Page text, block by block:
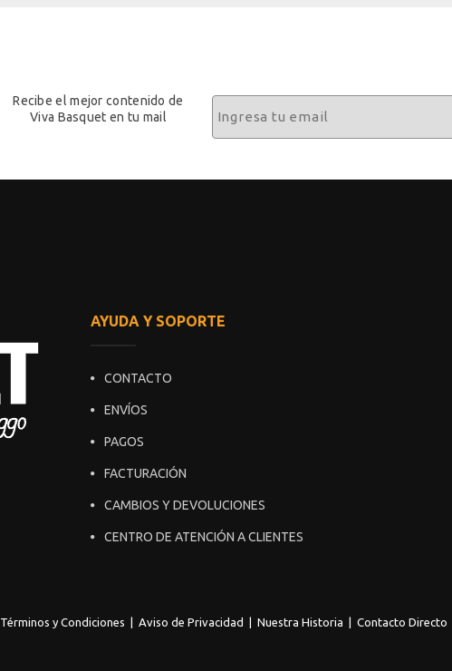
Recibe el mejor contenido de
Viva Basquet en tu mail
AYUDA Y SOPORTE
CONTACTO
ENVÍOS
PAGOS
FACTURACIÓN
CAMBIOS Y DEVOLUCIONES
CENTRO DE ATENCIÓN A CLIENTES
Términos y Condiciones | Aviso de Privacidad | Nuestra Historia | Contacto Directo